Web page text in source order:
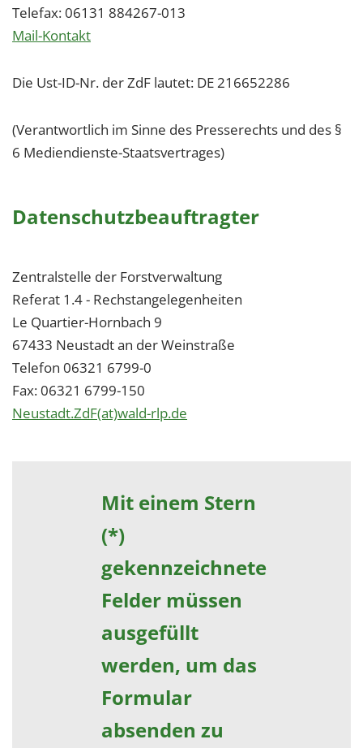
Telefax: 06131 884267-013
Mail-Kontakt
Die Ust-ID-Nr. der ZdF lautet: DE 216652286
(Verantwortlich im Sinne des Presserechts und des §
6 Mediendienste-Staatsvertrages)
Datenschutzbeauftragter
Zentralstelle der Forstverwaltung
Referat 1.4 - Rechstangelegenheiten
Le Quartier-Hornbach 9
67433 Neustadt an der Weinstraße
Telefon 06321 6799-0
Fax: 06321 6799-150
Neustadt.ZdF(at)wald-rlp.de
Mit einem Stern
(*)
gekennzeichnete
Felder müssen
ausgefüllt
werden, um das
Formular
absenden zu